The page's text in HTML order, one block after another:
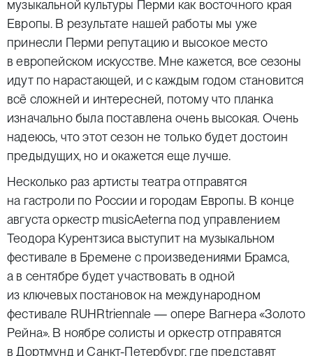
музыкальной культуры Перми как восточного края
Европы. В результате нашей работы мы уже
принесли Перми репутацию и высокое место
в европейском искусстве. Мне кажется, все сезоны
идут по нарастающей, и с каждым годом становится
всё сложней и интересней, потому что планка
изначально была поставлена очень высокая. Очень
надеюсь, что этот сезон не только будет достоин
предыдущих, но и окажется еще лучше.
Несколько раз артисты театра отправятся
на гастроли по России и городам Европы. В конце
августа оркестр musicAeterna под управлением
Теодора Курентзиса выступит на музыкальном
фестивале в Бремене с произведениями Брамса,
а в сентябре будет участвовать в одной
из ключевых постановок на международном
фестивале RUHRtriennale — опере Вагнера «Золото
Рейна». В ноябре солисты и оркестр отправятся
в Дортмунд и Санкт-Петербург, где представят